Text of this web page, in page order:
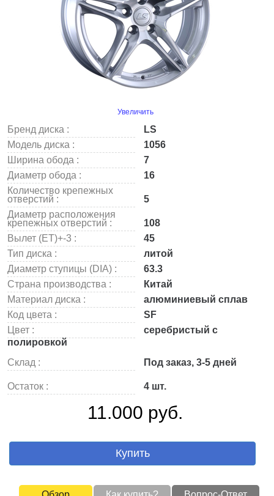
Увеличить
Бренд диска :
LS
Модель диска :
1056
Ширина обода :
7
Диаметр обода :
16
Количество крепежных
отверстий :
5
Диаметр расположения
крепежных отверстий :
108
Вылет (ET)+-3 :
45
Тип диска :
литой
Диаметр ступицы (DIA) :
63.3
Страна производства :
Китай
Материал диска :
алюминиевый сплав
Код цвета :
SF
Цвет :
серебристый с
полировкой
Склад :
Под заказ, 3-5 дней
Остаток : 4 шт.
11.000 руб.
Купить